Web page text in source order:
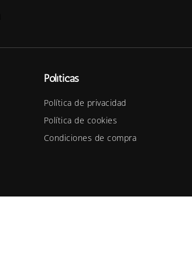
Políticas
Política de privacidad
Política de cookies
Condiciones de compra